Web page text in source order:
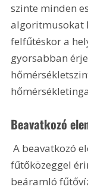
szinte minden
algoritmusokat
felfűtéskor a
gyorsabban
Beavatkozó
A beavatkozó elem két részből áll. Az egyik az a
fűtőközeggel
beáramló